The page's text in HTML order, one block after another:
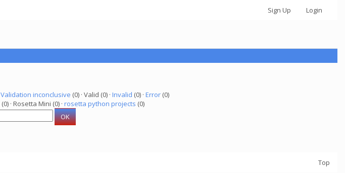
Sign Up Login
Validation inconclusive (0) · Valid (0) · Invalid (0) · Error(0)
(0) · Rosetta Mini (0) · rosetta python projects (0)
Top